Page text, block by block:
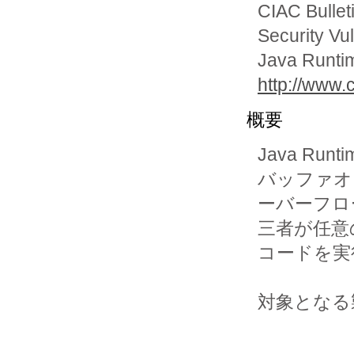
CIAC
Security
Java
http://
概要
Java
バッファオ
ーバーフ
三者が任意
コードを
対象とな